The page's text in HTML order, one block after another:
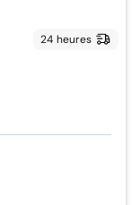
24 heures